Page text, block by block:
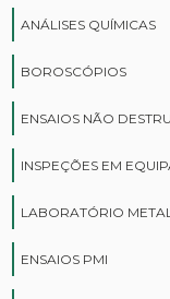
ANÁLISES QUÍMICAS
BOROSCÓPIOS
ENSAIOS NÃO
INSPEÇÕES EM
LABORATÓRIO
ENSAIOS PMI